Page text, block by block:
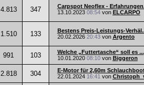
4.813 347
Carpspot Neoflex -
13.10.2023 08:54von ELCARPO
1.510 133
Bestens Preis-Leistungs-
20.02.2026 20:43von Argento
991 103
Welche „Futtertasche“ soll es ...
10.01.2020 08:10von Biggeron
2.818 304
E-Motor für 2,60m
22.01.2024 16:41 von